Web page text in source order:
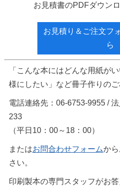
お見積書のPDFダウン
お見積り＆ご注文フ
ら
「こんな本にはどんな用紙が
様にしたい」など冊子作りの
電話連絡先：06-6753-9955 /
233
（平日10：00～18：00）
またはお問合わせフォームか
さい。
印刷製本の専門スタッフがお答